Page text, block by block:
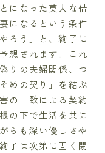
になった莫大な借
になるという条件
ろう」と、絢子に
想されます。これ
りの夫婦関係、つ
めの契り」を結ぶ
の一致による契約
の下で生活を共に
らも深い優しさや
子は次第に固く閉